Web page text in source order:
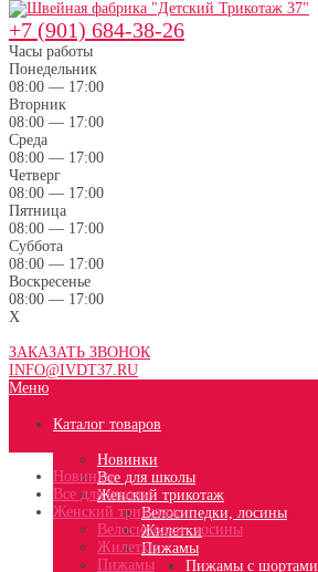
+7 (901) 684-38-26
Часы работы
Понедельник
08:00 — 17:00
Вторник
08:00 — 17:00
Среда
08:00 — 17:00
Четверг
08:00 — 17:00
Пятница
08:00 — 17:00
Суббота
08:00 — 17:00
Воскресенье
08:00 — 17:00
X
ЗАКАЗАТЬ ЗВОНОК
INFO@IVDT37.RU
Меню
Каталог товаров
Новинки
Все для школы
Женский трикотаж
Велосипедки, лосины
Жилетки
Пижамы
Пижамы с шортами
Новинки
Все для школы
Женский трикотаж
Велосипедки, лосины
Жилетки
Пижамы